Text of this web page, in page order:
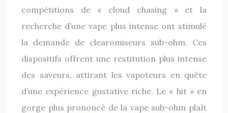
compétitions de « cloud chasing » et la
recherche d’une vape plus intense ont stimulé
la demande de clearomiseurs sub-ohm. Ces
dispositifs offrent une restitution plus intense
des saveurs, attirant les vapoteurs en quête
d’une expérience gustative riche. Le « hit » en
gorge plus prononcé de la vape sub-ohm plaît